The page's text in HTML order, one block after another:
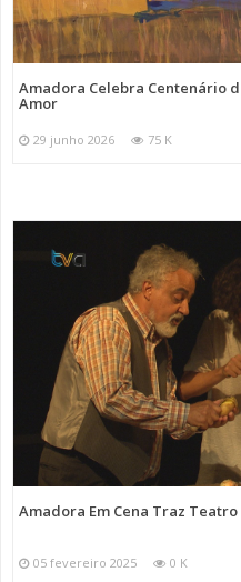
Amadora Celebra Centenário
Amor
29 junho 2026 75 K
Amadora Em Cena Traz
05 fevereiro 2025 0 K